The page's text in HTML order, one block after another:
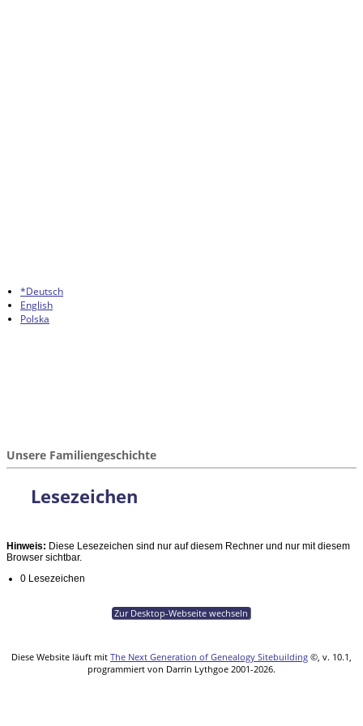
*Deutsch
English
Polska
Unsere Familiengeschichte
Lesezeichen
Hinweis: Diese Lesezeichen sind nur auf diesem Rechner und nur mit diesem
Browser sichtbar.
0 Lesezeichen
Zur Desktop-Webseite wechseln
Diese Website läuft mit The Next Generation of Genealogy Sitebuilding ©, v. 10.1,
programmiert von Darrin Lythgoe 2001-2026.